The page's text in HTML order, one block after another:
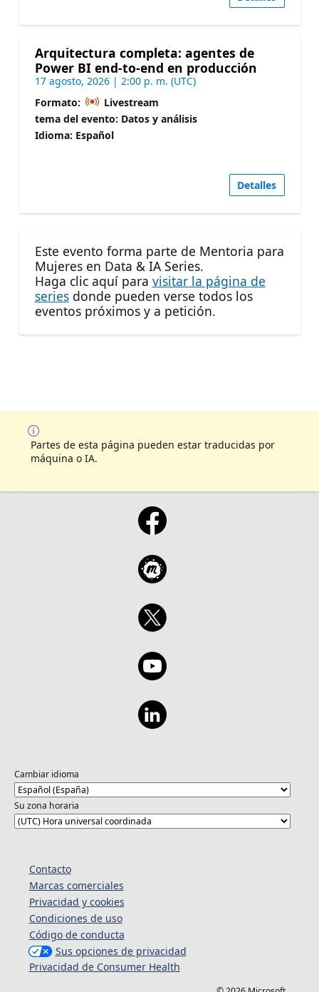
Arquitectura completa: agentes de
Power BI end-to-end en producción
17 agosto, 2026 | 2:00 p. m. (UTC)
Formato:
Livestream
tema del evento: Datos y análisis
Idioma: Español
Detalles
Este evento forma parte de Mentoria para
Mujeres en Data & IA Series.
Haga clic aquí para visitar la página de
seriesdonde pueden verse todos los
eventos próximos y a petición.
Partes de esta página pueden estar traducidas por
máquina o IA.
Cambiar idioma
Su zona horaria
Contacto
Marcas comerciales
Privacidad y cookies
Condiciones de uso
Código de conducta
Sus opciones de privacidad
Privacidad de Consumer Health